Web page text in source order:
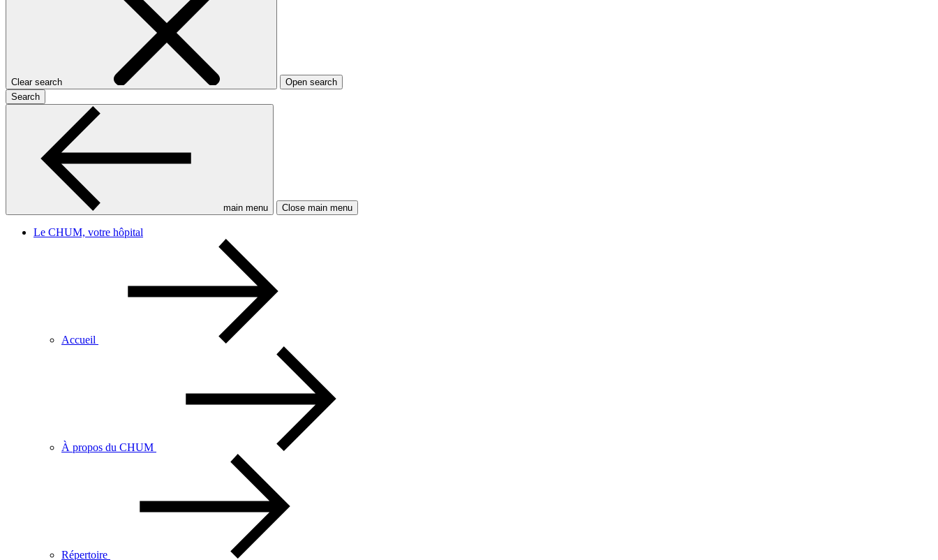
Clear search
Open search
Search
main menu Close main menu
Le CHUM, votre hôpital
Accueil
À propos du CHUM
Répertoire